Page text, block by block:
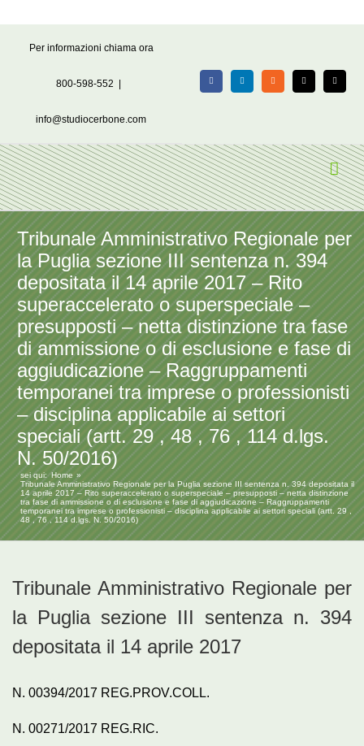
Per informazioni chiama ora
800-598-552
info@studiocerbone.com
FacebookLinkedIn Rss X Email
Tribunale Amministrativo Regionale per
la Puglia sezione III sentenza n. 394
depositata il 14 aprile 2017 – Rito
superaccelerato o superspeciale –
presupposti – netta distinzione tra fase
di ammissione o di esclusione e fase di
aggiudicazione – Raggruppamenti
temporanei tra imprese o professionisti
– disciplina applicabile ai settori
speciali (artt. 29 , 48 , 76 , 114 d.lgs.
N. 50/2016)
sei qui: Home
Tribunale Amministrativo Regionale per la Puglia sezione III sentenza n. 394 depositata il
14 aprile 2017 – Rito superaccelerato o superspeciale – presupposti – netta distinzione
tra fase di ammissione o di esclusione e fase di aggiudicazione – Raggruppamenti
temporanei tra imprese o professionisti – disciplina applicabile ai settori speciali (artt. 29 ,
48 , 76 , 114 d.lgs. N. 50/2016)
Tribunale Amministrativo Regionale per
la Puglia sezione III sentenza n. 394
depositata il 14 aprile 2017
N. 00394/2017 REG.PROV.COLL.
N. 00271/2017 REG.RIC.